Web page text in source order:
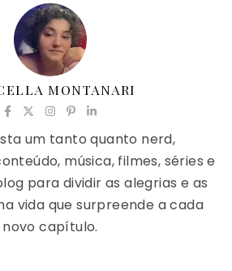
MONTANARI
um tanto quanto nerd,
música, filmes, séries e
para dividir as alegrias e as
vida que surpreende a cada
novo capítulo.